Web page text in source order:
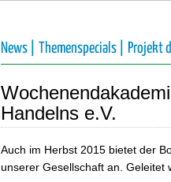
News | Themenspecials | Projekt
Handelns e.V.
Auch im Herbst 2015 bietet der
unserer Gesellschaft an. Geleitet